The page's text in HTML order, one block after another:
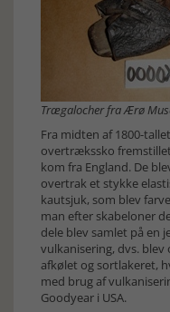
Trægalocher fra Ærø
Fra midten af 1800-
overtrækssko
kom fra England. De
overtrak et stykke
kautsjuk, som blev
man efter skabeloner
dele blev samlet på en
vulkanisering, dvs.
afkølet og sortlakeret,
med brug af
Goodyear i USA.